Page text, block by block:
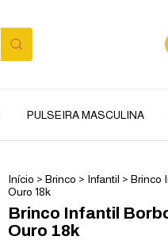
PULSEIRA MASCULINA
Início > Brinco > Infantil > Brinco
Ouro 18k
Brinco Infantil
Ouro 18k